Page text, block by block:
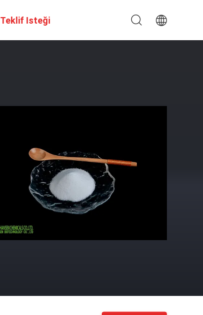
Teklif Isteği